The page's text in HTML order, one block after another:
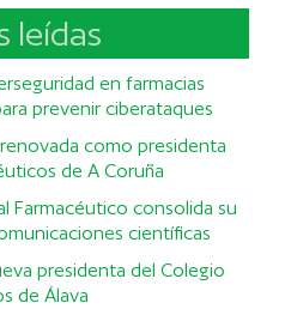
leídas
en farmacias
prevenir ciberataques
como presidenta
de A Coruña
Farmacéutico consolida su
científicas
presidenta del Colegio
de Álava